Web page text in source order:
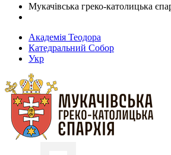
Мукачівська греко-католицька
Академія Теодора
Катедральний Собор
Укр